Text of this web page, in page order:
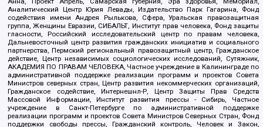
Аналитический Центр Юрия Левады, Издательство Парк Гагарина, Фонд
содействия имени Андрея Рылькова, Сфера, Уральская правозащитная
группа, Женщины Евразии, СИБАЛЬТ, Институт прав человека, Фонд защиты
гласности, Российский исследовательский центр по правам человека,
Дальневосточный центр развития гражданских инициатив и социального
партнерства, Пермский региональный правозащитный центр, Гражданское
действие, Центр независимых социологических исследований, Сутяжник,
АКАДЕМИЯ ПО ПРАВАМ ЧЕЛОВЕКА, Частное учреждение в Калининграде по
административной поддержке реализации программ и проектов Совета
Министров северных стран, Центр развития некоммерческих организаций,
Гражданское содействие, Интернешнл-Р, Центр Защиты Прав Средств
Массовой Информации, Институт развития прессы - Сибирь, Частное
учреждение в Санкт-Петербурге по административной поддержке
реализации программ и проектов Совета Министров Северных Стран, Фонд
поддержки свободы прессы, Гражданский контроль, Человек и Закон,